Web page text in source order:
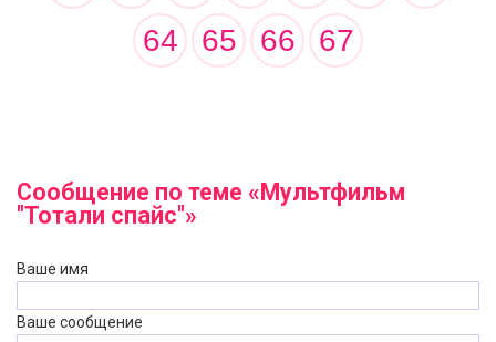
64
65 66 67
Сообщение по теме «Мультфильм
"Тотали спайс"»
Ваше имя
Ваше сообщение